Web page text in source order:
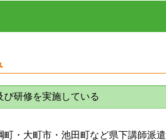
研修を実施している
・大町市・池田町など県下講師派遣